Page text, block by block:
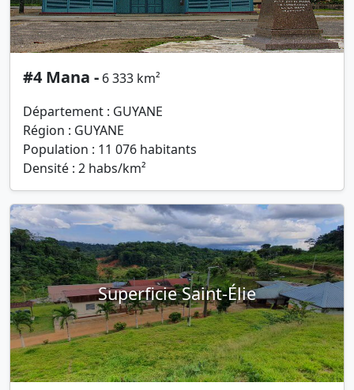
#4 Mana - 6 333 km²
Département : GUYANE
Région : GUYANE
Population : 11 076 habitants
Densité : 2 habs/km²
Superficie Saint-Élie